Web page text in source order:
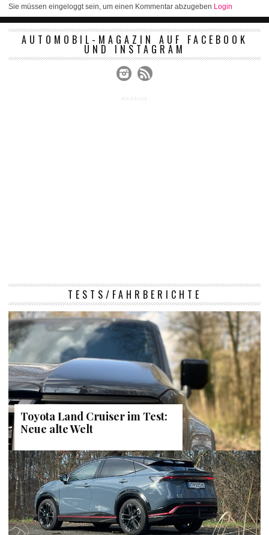
Sie müssen eingeloggt sein, um einen Kommentar abzugeben Login
AUTOMOBIL-MAGAZIN AUF FACEBOOK
UND INSTAGRAM
ANZEIGE
TESTS/FAHRBERICHTE
Toyota Land Cruiser im Test:
Neue alte Welt